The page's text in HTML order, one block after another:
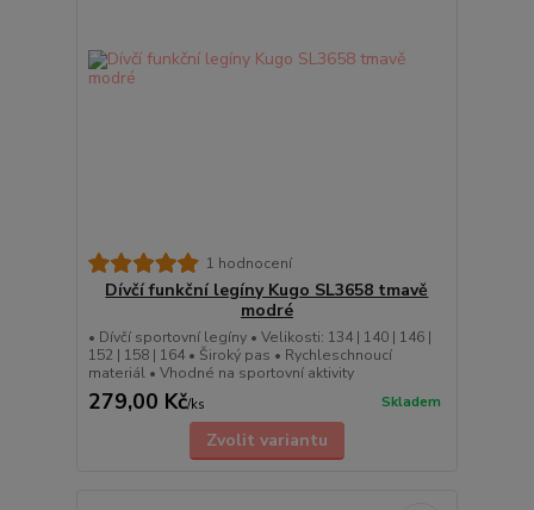
1 hodnocení
Dívčí funkční legíny Kugo SL3658 tmavě
modré
• Dívčí sportovní legíny • Velikosti: 134 | 140 | 146 |
152 | 158 | 164 • Široký pas • Rychleschnoucí
materiál • Vhodné na sportovní aktivity
279,00 Kč/ks Skladem
Zvolit variantu